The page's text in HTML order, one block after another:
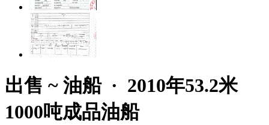
出售 ~ 油船 · 2010年53.2米
1000吨成品油船